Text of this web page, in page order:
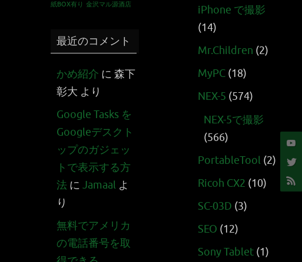
紙BOX有り 金沢マル源酒店
最近のコメント
かめ紹介 に 森下
彰大 より
Google Tasks を
Googleデスクト
ップのガジェッ
トで表示する方
法 に Jamaal よ
り
無料でアメリカ
の電話番号を取
iPhone で撮影
(14)
Mr.Children (2)
MyPC (18)
NEX-5 (574)
NEX-5で撮影
(566)
PortableTool (2)
Ricoh CX2 (10)
SC-03D (3)
SEO (12)
Sony Tablet (1)